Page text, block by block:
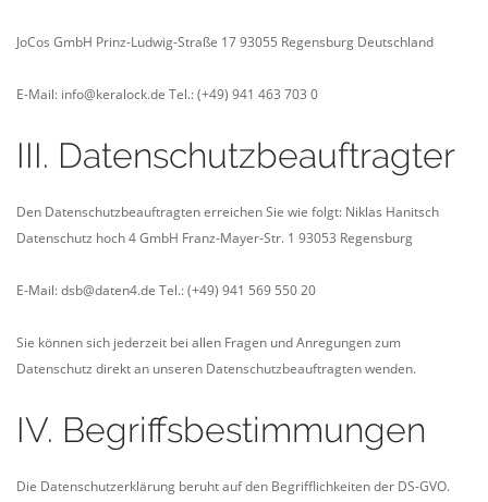
JoCos GmbH Prinz-Ludwig-Straße 1793055 Regensburg Deutschland
E-Mail: info@keralock.de Tel.: (+49) 941 463 703 0
III. Datenschutzbeauftragter
Den Datenschutzbeauftragten erreichen Sie wie folgt: Niklas Hanitsch
Datenschutz hoch 4 GmbH Franz-Mayer-Str. 1 93053 Regensburg
E-Mail: dsb@daten4.de Tel.: (+49) 941 569 550 20
Sie können sich jederzeit bei allen Fragen und Anregungen zum
Datenschutz direkt an unseren Datenschutzbeauftragten wenden.
IV. Begriffsbestimmungen
Die Datenschutzerklärung beruht auf den Begrifflichkeiten der DS-GVO.